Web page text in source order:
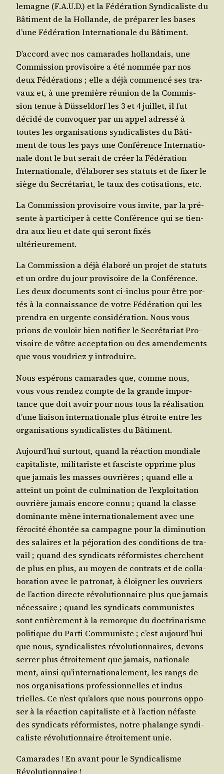
le­magne (F.A.U.D.) et la Fédé­ra­tion Syn­di­ca­liste du
Bâti­ment de la Hol­lande, de pré­pa­rer les bases
d’une Fédé­ra­tion Inter­na­tio­nale du Bâtiment.
D’ac­cord avec nos cama­rades hol­lan­dais, une
Com­mis­sion pro­vi­soire a été nom­mée par nos
deux Fédé­ra­tions ; elle a déjà com­men­cé ses tra­
vaux et, à une pre­mière réunion de la Com­mis­
sion tenue à Düs­sel­dorf les 3 et 4 juillet, il fut
déci­dé de convo­quer par un appel adres­sé à
toutes les orga­ni­sa­tions syn­di­ca­listes du Bâti­
ment de tous les pays une Confé­rence Inter­na­tio­
nale dont le but serait de créer la Fédé­ra­tion
Inter­na­tio­nale, d’é­la­bo­rer ses sta­tuts et de fixer le
siège du Secré­ta­riat, le taux des coti­sa­tions, etc.
La Com­mis­sion pro­vi­soire vous invite, par la pré­
sente à par­ti­ci­per à cette Confé­rence qui se tien­
dra aux lieu et date qui seront fixés
ultérieurement.
La Com­mis­sion a déjà éla­bo­ré un pro­jet de sta­tuts
et un ordre du jour pro­vi­soire de la Confé­rence.
Les deux docu­ments sont ci-inclus pour être por­
tés à la connais­sance de votre Fédé­ra­tion qui les
pren­dra en urgente consi­dé­ra­tion. Nous vous
prions de vou­loir bien noti­fier le Secré­ta­riat Pro­
vi­soire de vôtre accep­ta­tion ou des amen­de­ments
que vous vou­driez y introduire.
Nous espé­rons cama­rades que, comme nous,
vous vous ren­dez compte de la grande impor­
tance que doit avoir pour nous tous la réa­li­sa­tion
d’une liai­son inter­na­tio­nale plus étroite entre les
orga­ni­sa­tions syn­di­ca­listes du Bâtiment.
Aujourd’­hui sur­tout, quand la réac­tion mon­diale
capi­ta­liste, mili­ta­riste et fas­ciste opprime plus
que jamais les masses ouvrières ; quand elle a
atteint un point de culmi­na­tion de l’ex­ploi­ta­tion
ouvrière jamais encore connu ; quand la classe
domi­nante mène inter­na­tio­na­le­ment avec une
féro­ci­té éhon­tée sa cam­pagne pour la dimi­nu­tion
des salaires et la péjo­ra­tion des condi­tions de tra­
vail ; quand des syn­di­cats réfor­mistes cherchent
de plus en plus, au moyen de contrats et de col­la­
bo­ra­tion avec le patro­nat, à éloi­gner les ouvriers
de l’ac­tion directe révo­lu­tion­naire plus que jamais
néces­saire ; quand les syn­di­cats com­mu­nistes
sont entiè­re­ment à la remorque du doc­tri­na­risme
poli­tique du Par­ti Com­mu­niste ; c’est aujourd’­hui
que nous, syn­di­ca­listes révo­lu­tion­naires, devons
ser­rer plus étroi­te­ment que jamais, natio­na­le­
ment, ain­si qu’in­ter­na­tio­na­le­ment, les rangs de
nos orga­ni­sa­tions pro­fes­sion­nelles et indus­
trielles. Ce n’est qu’a­lors que nous pour­rons oppo­
ser à la réac­tion capi­ta­liste et à l’ac­tion néfaste
des syn­di­cats réfor­mistes, notre pha­lange syn­di­
ca­liste révo­lu­tion­naire étroi­te­ment unie.
Cama­rades ! En avant pour le Syn­di­ca­lisme
Révolutionnaire !